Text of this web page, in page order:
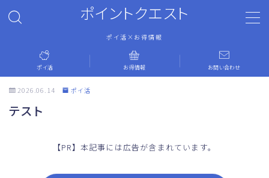
ポイントクエスト
ポイ活×お得情報
ポイ活
ポイ活 お得情報 お問い合わせ
2026.06.14 ポイ活
テスト
【PR】本記事には広告が含まれています。